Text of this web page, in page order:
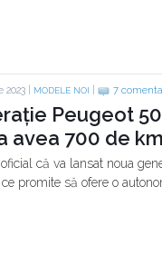
| MODELE NOI 7
Peugeot
avea 700 de
oficial că va lansat noua
promite să ofere o